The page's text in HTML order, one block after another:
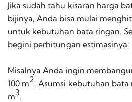
Jika sudah tahu kisaran harga
bijinya, Anda bisa mulai
untuk kebutuhan bata ringan.
begini perhitungan estimasinya:
Misalnya Anda ingin
100 m2. Asumsi kebutuhan bata
m3.